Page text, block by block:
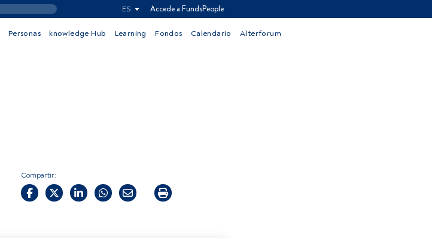
ES Accede a FundsPeople
Personas knowledge Hub Learning Fondos Calendario Alterforum
Compartir: